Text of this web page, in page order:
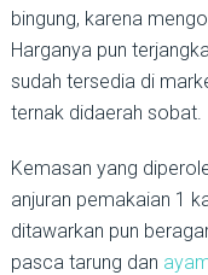
bingung, karena
Harganya pun
sudah tersedia di
ternak didaerah sobat.
Kemasan yang
anjuran pemakaian 1
ditawarkan pun
pasca tarung dan